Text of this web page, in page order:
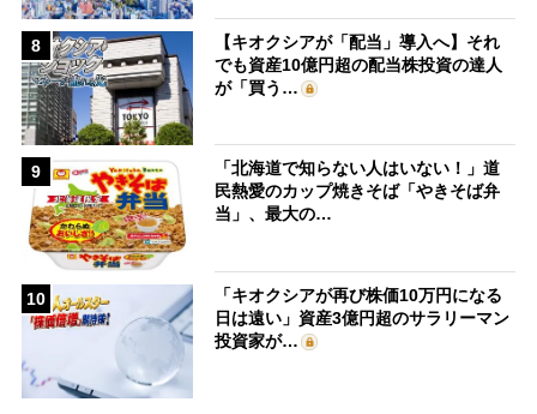
8
【キオクシアが「配当」導入へ】それ
でも資産10億円超の配当株投資の達人
が「買う…
9
「北海道で知らない人はいない！」道
民熱愛のカップ焼きそば「やきそば弁
当」、最大の…
10
「キオクシアが再び株価10万円になる
日は遠い」資産3億円超のサラリーマン
投資家が…